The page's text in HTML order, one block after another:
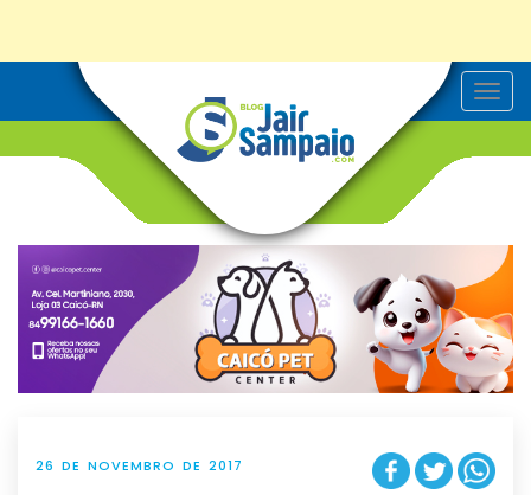
T
o
v
g
t
i
o
n
26 DE NOVEMBRO DE 2017